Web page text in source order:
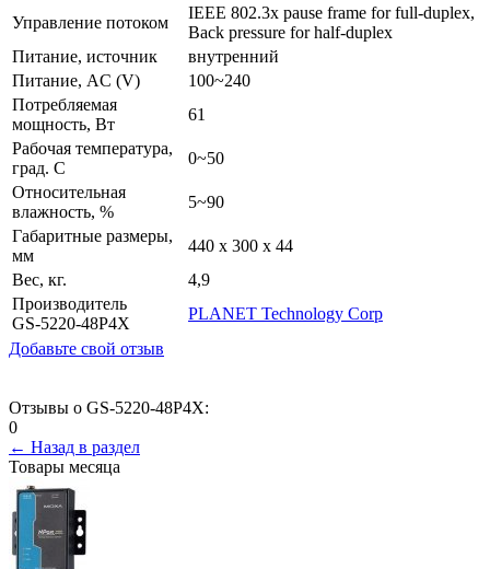
Управление потоком
IEEE 802.3x pause frame for full-duplex,
Back pressure for half-duplex
Питание, источник
внутренний
Питание, AC (V)
100~240
Потребляемая
мощность, Вт
61
Рабочая температура,
град. C
0~50
Относительная
влажность, %
5~90
Габаритные размеры,
мм
440 x 300 x 44
Вес, кг.
4,9
Производитель
GS-5220-48P4X
PLANET Technology Corp
Добавьте свой отзыв
Отзывы о GS-5220-48P4X:
0
← Назад в раздел
Товары месяца